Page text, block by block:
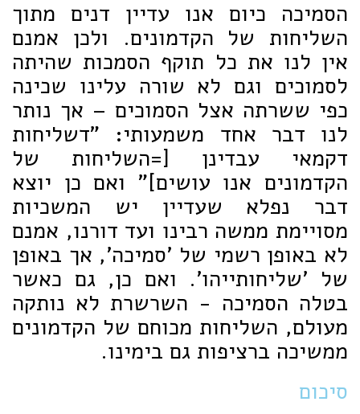
הסמיכה כיום אנו עדיין דנים מתוך
השליחות של הקדמונים. ולכן אמנם
אין לנו את כל תוקף הסמכות שהיתה
לסמוכים וגם לא שורה עלינו שכינה
כפי ששרתה אצל הסמוכים – אך נותר
לנו דבר אחד משמעותי: "דשליחות
דקמאי עבדינן [=השליחות של
הקדמונים אנו עושים]" ואם כן יוצא
דבר נפלא שעדיין יש המשכיות
מסויימת ממשה רבינו ועד דורנו, אמנם
לא באופן רשמי של 'סמיכה', אך באופן
של 'שליחותייהו'. ואם כן, גם כאשר
בטלה הסמיכה - השרשרת לא נותקה
מעולם, השליחות מכוחם של הקדמונים
ממשיכה ברציפות גם בימינו.
סיכום